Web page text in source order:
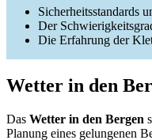
Sicherheitsstandards
Der
Die Erfahrung der
Wetter in den
Das Wetter in den Bergen
Planung eines gelungenen